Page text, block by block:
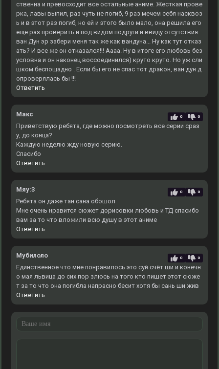
ственна и превосходит все остальные аниме. Жесткая прове
рка, лавы выпил, раз чуть не погиб, 9 раз мечем себя насквоз
ь и в этот раз погиб, но ей и этого было мало, она решила его
еще раз проверить и под видом подруги и ввиду отсутствия
ван Дун эр забери меня так же как вандуна... Ну как тут отказ
ать? И все же он отказался!!! Аааа. Ну в итоге его любовь без
условна и он наконец воссоединился) круто круто. Но уж сли
шком беспощадно . Если бы его не спас тот дракон, ван дун д
опроверялась бы !!!
Ответить
Макс 0 0
Приветствую ребята, где можно посмотреть все серии сраз
у, до конца?
Каждую неделю жду новую серию.
Спасибо
Ответить
Мяу:3 0 0
Ребята он даже тан сана обошол
Мне очень нравится сюжет дорисовки любовь и ТД спасибо
вам за то что вложили всю душу в этот аниме
Ответить
Мубилоло 0 0
Единственное что мне понравилось это суй счёт ши и конечн
о мая львица до сих пор злюсь на того кто пишет этот сюже
т за то что она погибла напрасно бесит хотя бы сань ши жив
Ответить